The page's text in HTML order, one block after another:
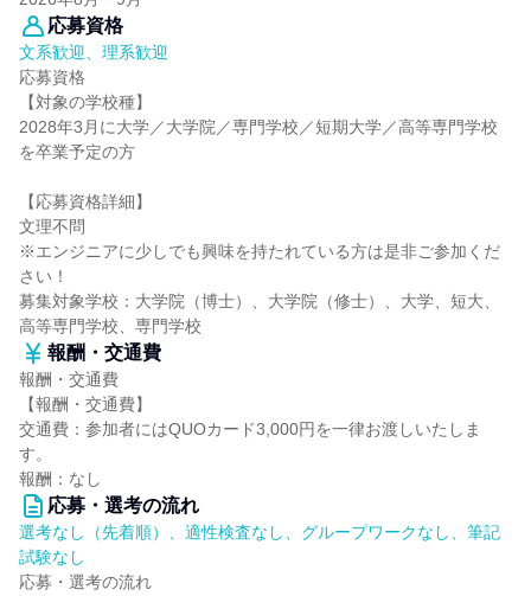
応募資格
文系歓迎、理系歓迎
応募資格
【対象の学校種】
2028年3月に大学／大学院／専門学校／短期大学／高等専門学校
を卒業予定の方
【応募資格詳細】
文理不問
※エンジニアに少しでも興味を持たれている方は是非ご参加くだ
さい！
募集対象学校：大学院（博士）、大学院（修士）、大学、短大、
高等専門学校、専門学校
報酬・交通費
報酬・交通費
【報酬・交通費】
交通費：参加者にはQUOカード3,000円を一律お渡しいたしま
す。
報酬：なし
応募・選考の流れ
選考なし（先着順）、適性検査なし、グループワークなし、筆記
試験なし
応募・選考の流れ